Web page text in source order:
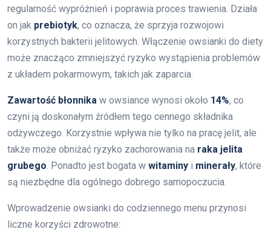
regularność wypróżnień i poprawia proces trawienia. Działa
on jak prebiotyk, co oznacza, że sprzyja rozwojowi
korzystnych bakterii jelitowych. Włączenie owsianki do diety
może znacząco zmniejszyć ryzyko wystąpienia problemów
z układem pokarmowym, takich jak zaparcia.
Zawartość błonnika w owsiance wynosi około 14%, co
czyni ją doskonałym źródłem tego cennego składnika
odżywczego. Korzystnie wpływa nie tylko na pracę jelit, ale
także może obniżać ryzyko zachorowania na raka jelita
grubego . Ponadto jest bogata w witaminy i minerały, które
są niezbędne dla ogólnego dobrego samopoczucia.
Wprowadzenie owsianki do codziennego menu przynosi
liczne korzyści zdrowotne: